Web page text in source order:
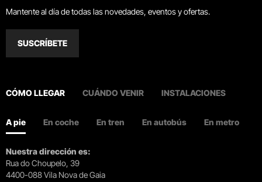
Mantente al día de todas las novedades, eventos y ofertas.
SUSCRÍBETE
CÓMO LLEGAR CUÁNDO VENIR INSTALACIONES
A pie En coche En tren En autobús En metro
Nuestra dirección es:
Rua do Choupelo, 39
4400-088 Vila Nova de Gaia